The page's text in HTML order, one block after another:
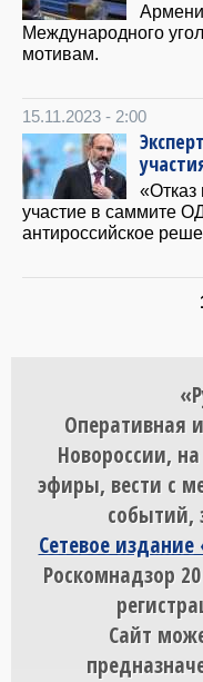
Международного
мотивам.
15.11.2023 - 2:00
участие в саммите
антироссийское
Оперативная
Новороссии,
эфиры, вести с
событий,
Сетевое издание
Роскомнадзор
Сайт